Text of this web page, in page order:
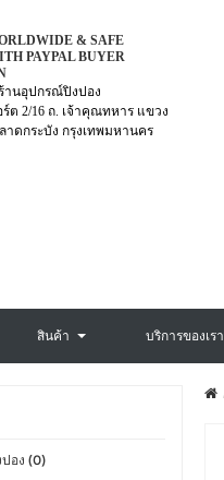
& SAFE
PAYPAL BUYER
ร้านอุปกรณ์ปิงปอง
ต 2/16 ถ. เจ้าคุณทหาร แขวง
าดกระบัง กรุงเทพมหานคร
สินค้า บริการของเรา
อง (0)